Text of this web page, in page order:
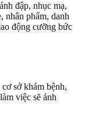
đập, nhục mạ,
nhân phẩm, danh
động cưỡng bức
sở khám bệnh,
việc sẽ ảnh